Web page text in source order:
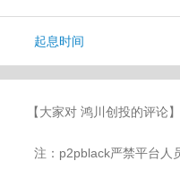
起息时间
【大家对 鸿川创投的评论】
注：p2pblack严禁平台人